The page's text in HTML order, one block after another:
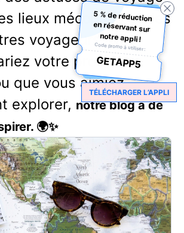
lieux méconnus et des
voyageurs. Que
votre prochaine
que vous aimiez
explorer, notre blog a de
🌍✨
5 % de réduction
en réservant sur
notre appli !
Code promo à utiliser :
GETAPP5
TÉLÉCHARGER L’APPLI